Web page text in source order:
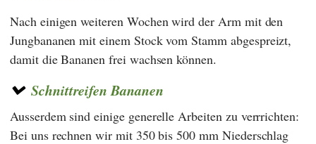
Nach einigen weiteren Wochen wird der Arm mit den
Jungbananen mit einem Stock vom Stamm abgespreizt,
damit die Bananen frei wachsen können.
Schnittreifen Bananen
Ausserdem sind einige generelle Arbeiten zu verrrichten:
Bei uns rechnen wir mit 350 bis 500 mm Niederschlag